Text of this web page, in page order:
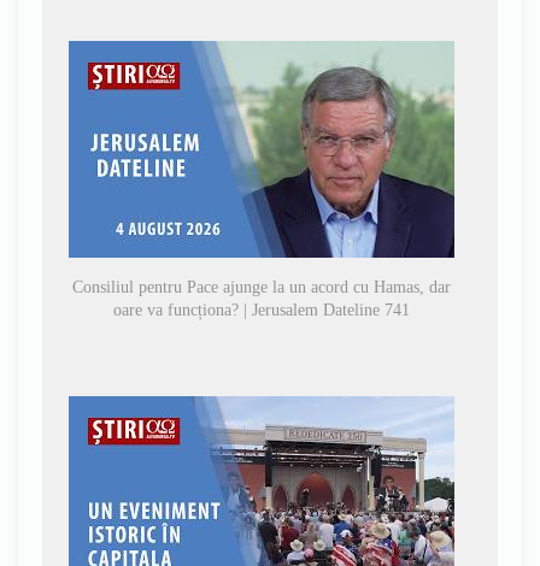
Consiliul pentru Pace ajunge la un acord cu Hamas, dar
oare va funcționa? | Jerusalem Dateline 741